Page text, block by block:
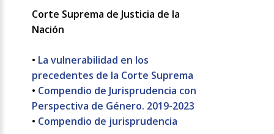
Corte Suprema de Justicia de la
Nación
• La vulnerabilidad en los
precedentes de la Corte Suprema
• Compendio de Jurisprudencia con
Perspectiva de Género. 2019-2023
• Compendio de jurisprudencia